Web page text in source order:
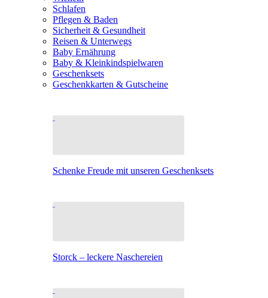
Schlafen
Pflegen & Baden
Sicherheit & Gesundheit
Reisen & Unterwegs
Baby Ernährung
Baby & Kleinkindspielwaren
Geschenksets
Geschenkkarten & Gutscheine
Schenke Freude mit unseren Geschenksets
Storck – leckere Naschereien